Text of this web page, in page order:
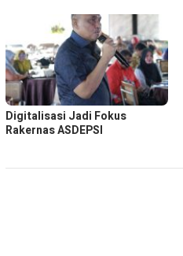
Digitalisasi Jadi Fokus
Rakernas ASDEPSI